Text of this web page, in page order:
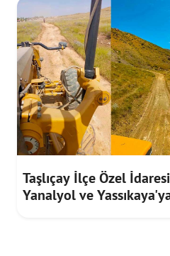
Taşlıçay İlçe Özel
Yanalyol ve